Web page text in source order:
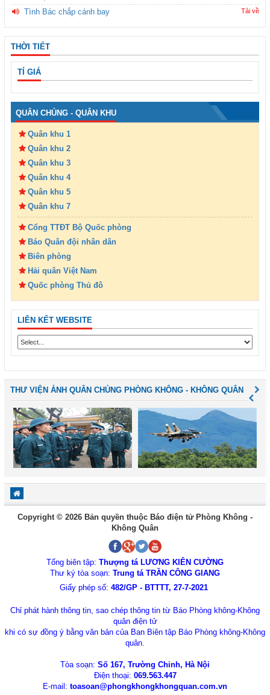
Tình Bác chắp cánh bay Tải về
THỜI TIẾT
TỈ GIÁ
QUÂN CHỦNG - QUÂN KHU
Quân khu 1
Quân khu 2
Quân khu 3
Quân khu 4
Quân khu 5
Quân khu 7
Cổng TTĐT Bộ Quốc phòng
Báo Quân đội nhân dân
Biên phòng
Hải quân Việt Nam
Quốc phòng Thủ đô
LIÊN KẾT WEBSITE
THƯ VIỆN ẢNH QUÂN CHỦNG PHÒNG KHÔNG - KHÔNG QUÂN
Copyright © 2026 Bản quyền thuộc Báo điện tử Phòng Không -
Không Quân
Tổng biên tập: Thượng tá LƯƠNG KIÊN CƯỜNG
Thư ký tòa soạn: Trung tá TRẦN CÔNG GIANG
Giấy phép số: 482/GP - BTTTT, 27-7-2021
Chỉ phát hành thông tin, sao chép thông tin từ Báo Phòng không-Không
quân điện tử
khi có sự đồng ý bằng văn bản của Ban Biên tập Báo Phòng không-Không
quân.
Tòa soạn: Số 167, Trường Chinh, Hà Nội
Điện thoại: 069.563.447
E-mail: toasoan@phongkhongkhongquan.com.vn